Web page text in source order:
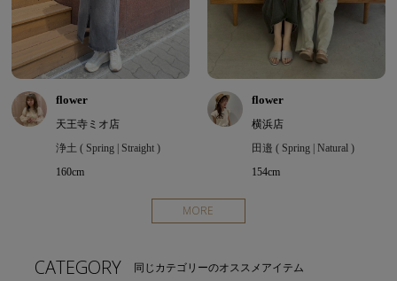
flower
天王寺ミオ店
浄土 ( Spring | Straight )
160cm
flower
横浜店
田邉 ( Spring | Natural )
154cm
MORE
CATEGORY 同じカテゴリーのオススメアイテム